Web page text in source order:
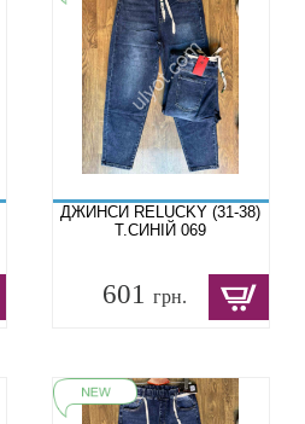
ДЖИНСИ RELUCKY (31-38)
Т.СИНІЙ 069
601грн.